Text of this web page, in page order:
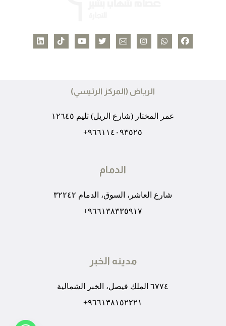
الرياض (المركز الرئيسي)
عمر المختار (شارع الريل) ثليم ١٢٦٤٥
٩٦٦١١٤٠٩٣٥٢٥+
الدمام
شارع العاشر، السوق، الدمام ٣٢٢٤٢
٩٦٦١٣٨٣٣٥٩١٧+
مدينه الخبر
٦٧٧٤ الملك فيصل، الخبر الشمالية
٩٦٦١٣٨١٥٢٢٢١+